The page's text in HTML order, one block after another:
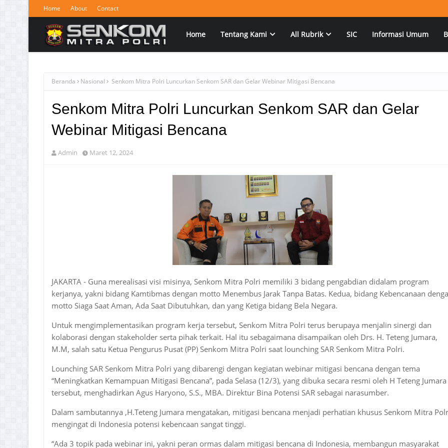
Home About Contact
Home Tentang Kami All Rubrik SIC Informasi Umum
Beranda Nasional Senkom Mitra Polri Luncurkan Senkom SAR dan Gelar Webinar Mitigasi Bencana
Senkom Mitra Polri Luncurkan Senkom SAR dan Gelar
Webinar Mitigasi Bencana
Admin Maret 12, 2024
JAKARTA - Guna merealisasi visi misinya, Senkom Mitra Polri memiliki 3 bidang pengabdian didalam program
kerjanya, yakni bidang Kamtibmas dengan motto Menembus Jarak Tanpa Batas. Kedua, bidang Kebencanaan
motto Siaga Saat Aman, Ada Saat Dibutuhkan, dan yang Ketiga bidang Bela Negara.
Untuk mengimplementasikan program kerja tersebut, Senkom Mitra Polri terus berupaya menjalin sinergi dan
kolaborasi dengan stakeholder serta pihak terkait. Hal itu sebagaimana disampaikan oleh Drs. H. Teteng Jumara,
M.M, salah satu Ketua Pengurus Pusat (PP) Senkom Mitra Polri saat lounching SAR Senkom Mitra Polri.
Lounching SAR Senkom Mitra Polri yang dibarengi dengan kegiatan webinar mitigasi bencana dengan tema
“Meningkatkan Kemampuan Mitigasi Bencana”, pada Selasa (12/3), yang dibuka secara resmi oleh H Teteng Jumara
tersebut, menghadirkan Agus Haryono, S.S., MBA. Direktur Bina Potensi SAR sebagai narasumber.
Dalam sambutannya ,H.Teteng Jumara mengatakan, mitigasi bencana menjadi perhatian khusus Senkom Mitra
mengingat di Indonesia potensi kebencaan sangat tinggi.
“Ada 3 topik pada webinar ini, yakni peran ormas dalam mitigasi bencana di Indonesia, membangun masyarakat